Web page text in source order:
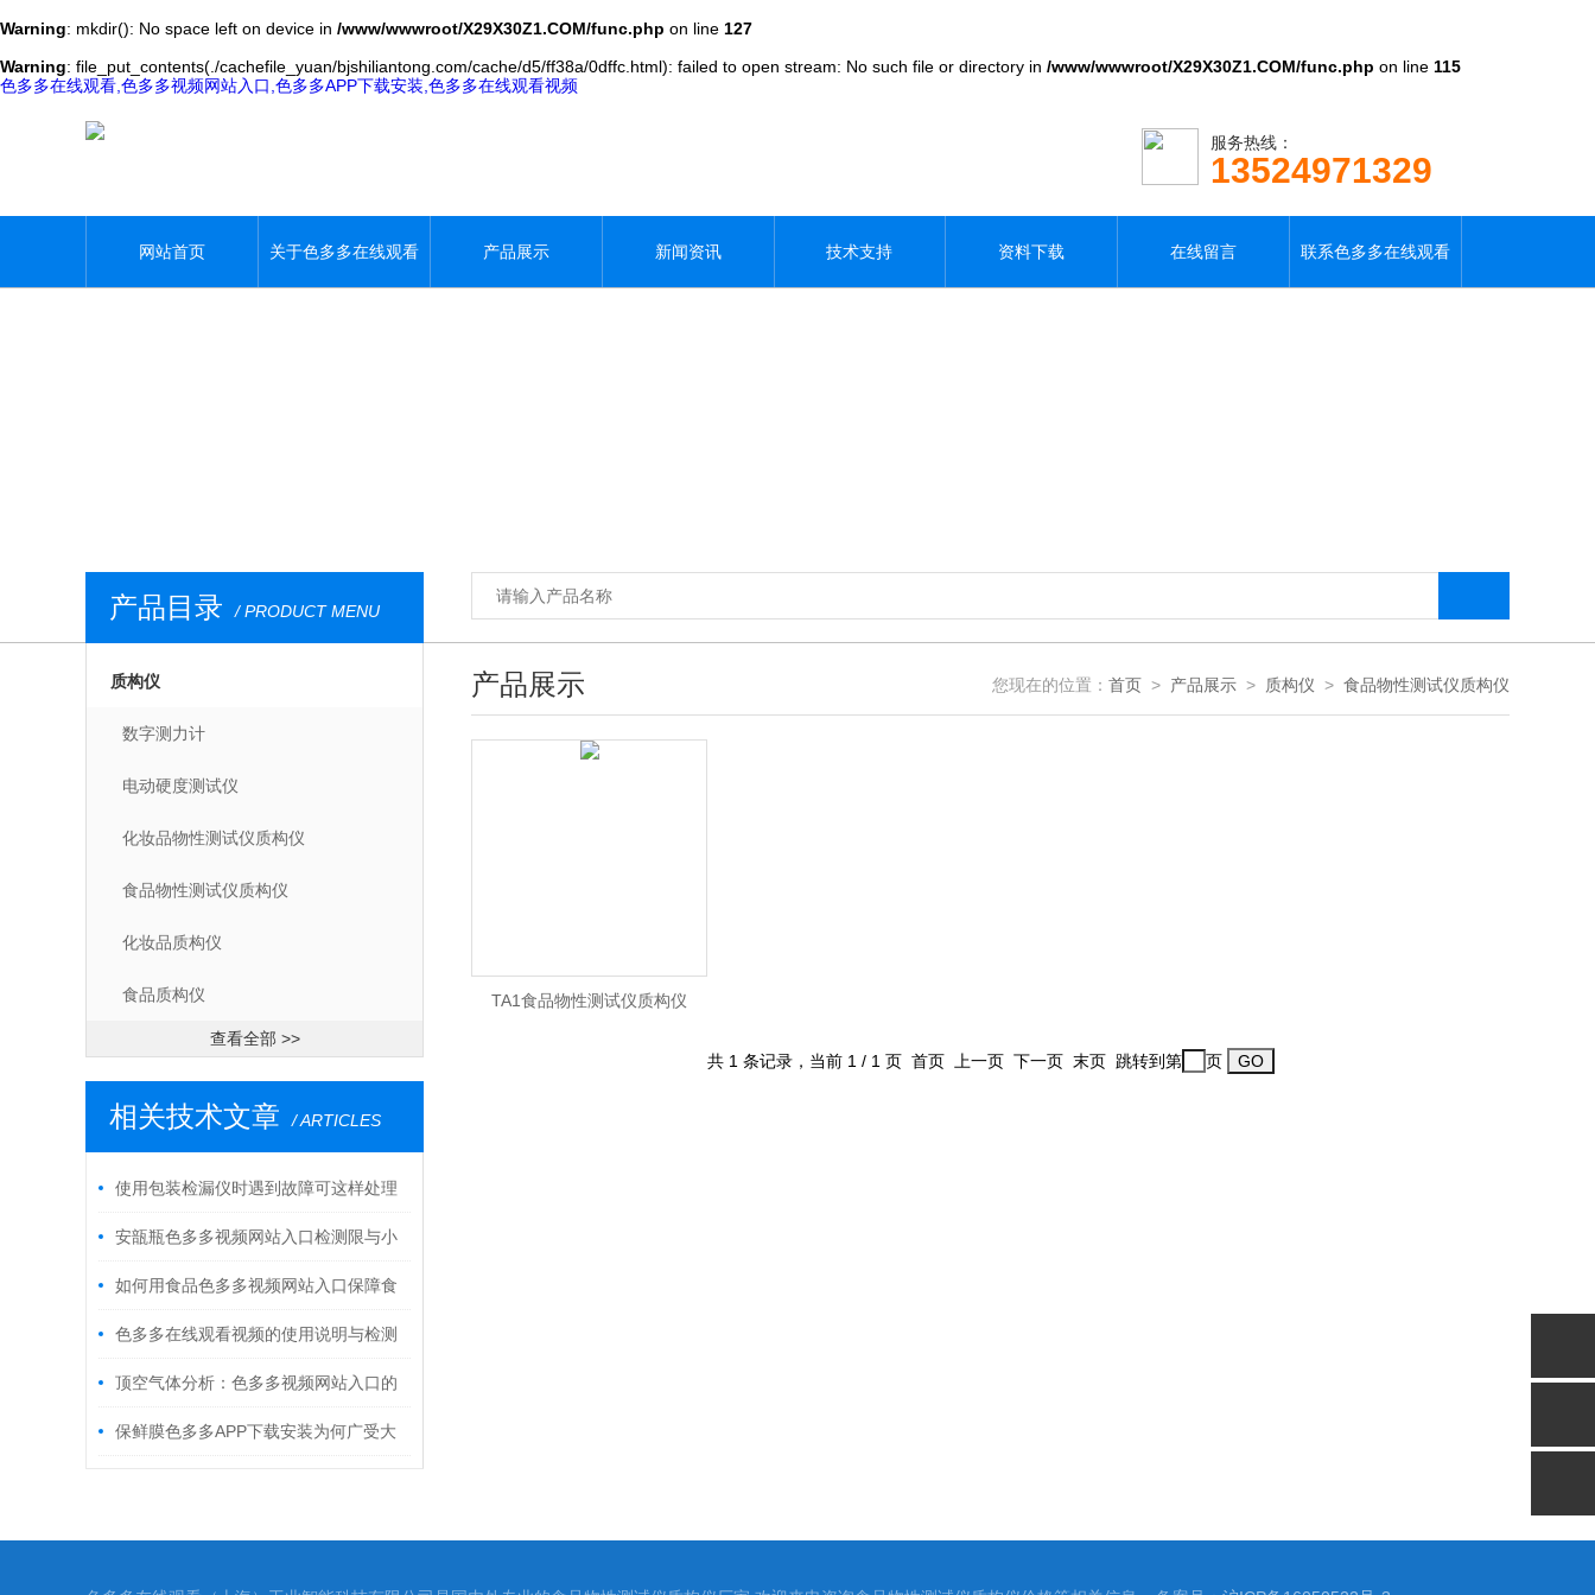
Warning: mkdir(): No space left on device in /www/wwwroot/X29X30Z1.COM/func.php on line 127
Warning: file_put_contents(./cachefile_yuan/bjshiliantong.com/cache/d5/ff38a/0dffc.html): failed to open stream: No such file or directory in /www/wwwroot/X29X30Z1.COM/func.php on line 115
色多多在线观看,色多多视频网站入口,色多多APP下载安装,色多多在线观看视频
服务热线：
13524971329
网站首页 关于色多多在线观看 产品展示 新闻资讯 技术支持 资料下载 在线留言 联系色多多在线观看
产品目录 / PRODUCT MENU
质构仪
数字测力计
电动硬度测试仪
化妆品物性测试仪质构仪
食品物性测试仪质构仪
化妆品质构仪
食品质构仪
查看全部 >>
相关技术文章 / ARTICLES
使用包装检漏仪时遇到故障可这样处理
安瓿瓶色多多视频网站入口检测限与小
体积顶空（小于0.5 mL）测量误差校正方
法
如何用食品色多多视频网站入口保障食
品保鲜期
色多多在线观看视频的使用说明与检测
顶空气体分析：色多多视频网站入口的
工作原理与精确测量方法
保鲜膜色多多APP下载安装为何广受大
产品展示 您现在的位置： 首页 > 产品展示 > 质构仪 > 食品物性测试仪质构仪
TA1食品物性测试仪质构仪
共 1 条记录，当前 1 / 1 页 首页 上一页 下一页 末页 跳转到第 页